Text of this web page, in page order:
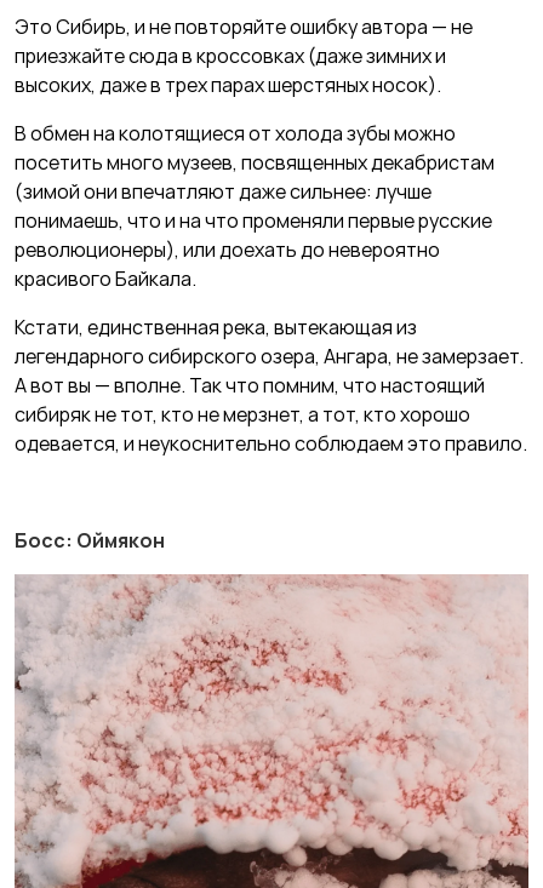
Это Сибирь, и не повторяйте ошибку автора — не
приезжайте сюда в кроссовках (даже зимних и
высоких, даже в трех парах шерстяных носок).
В обмен на колотящиеся от холода зубы можно
посетить много музеев, посвященных декабристам
(зимой они впечатляют даже сильнее: лучше
понимаешь, что и на что променяли первые русские
революционеры), или доехать до невероятно
красивого Байкала.
Кстати, единственная река, вытекающая из
легендарного сибирского озера, Ангара, не замерзает.
А вот вы — вполне. Так что помним, что настоящий
сибиряк не тот, кто не мерзнет, а тот, кто хорошо
одевается, и неукоснительно соблюдаем это правило.
Босс: Оймякон